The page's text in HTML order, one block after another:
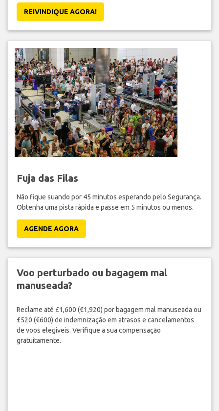
REIVINDIQUE AGORA!
Fuja das Filas
Não fique suando por 45 minutos esperando pelo Segurança.
Obtenha uma pista rápida e passe em 5 minutos ou menos.
AGENDE AGORA
Voo perturbado ou bagagem mal
manuseada?
Reclame até £1,600 (€1,920) por bagagem mal manuseada ou
£520 (€600) de indemnização em atrasos e cancelamentos
de voos elegíveis. Verifique a sua compensação
gratuitamente.